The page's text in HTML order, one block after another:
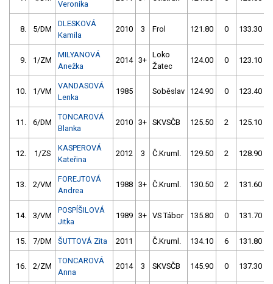
Veronika
8. 5/DM
DLESKOVÁ
Kamila
2010 3 Frol 121.80 0 133.30
9. 1/ZM
MILYANOVÁ
Anežka
2014 3+
Loko
Žatec
124.00 0 123.10
10. 1/VM
VANDASOVÁ
Lenka
1985 Soběslav 124.90 0 123.40
11. 6/DM
TONCAROVÁ
Blanka
2010 3+ SKVSČB 125.50 2 125.10
12. 1/ZS
KASPEROVÁ
Kateřina
2012 3 Č.Kruml. 129.50 2 128.90
13. 2/VM
FOREJTOVÁ
Andrea
1988 3+ Č.Kruml. 130.50 2 131.60
14. 3/VM
POSPÍŠILOVÁ
Jitka
1989 3+ VS Tábor 135.80 0 131.70
15. 7/DM ŠUTTOVÁ Zita 2011 Č.Kruml. 134.10 6 131.80
16. 2/ZM
TONCAROVÁ
Anna
2014 3 SKVSČB 145.90 0 137.30